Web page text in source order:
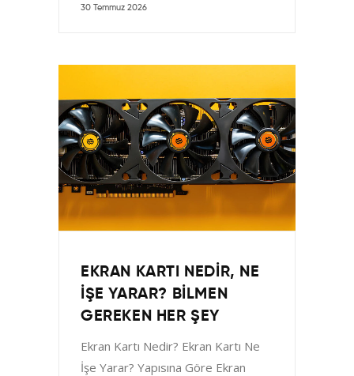
30 Temmuz 2026
EKRAN KARTI NEDIR, NE
İŞE YARAR? BILMEN
GEREKEN HER ŞEY
Ekran Kartı Nedir? Ekran Kartı Ne
İşe Yarar? Yapısına Göre Ekran